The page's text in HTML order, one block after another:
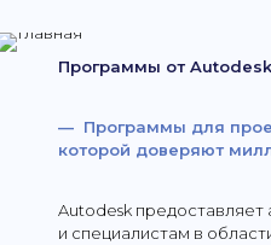
Программы от Autodesk
— Программы для
которой доверяют
Autodesk
и специалистам в